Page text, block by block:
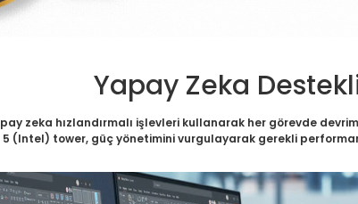
Yapay Zeka
zeka hızlandırmalı işlevleri kullanarak her görevde
5 (Intel) tower, güç yönetimini vurgulayarak gerekli